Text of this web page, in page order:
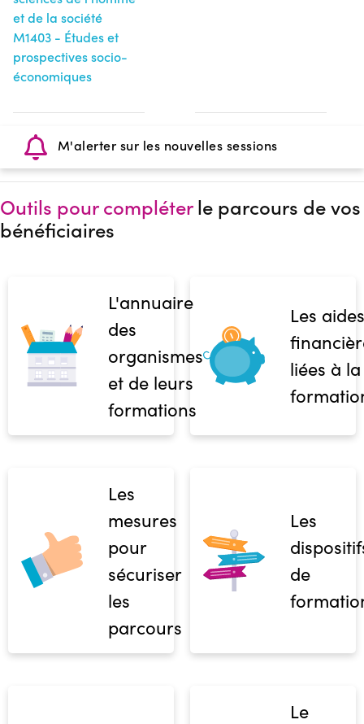
et de la société
M1403 - Études et
prospectives socio-
économiques
M'alerter sur les nouvelles sessions
Outils pour compléterle parcours de vos
bénéficiaires
L'annuaire
des
organismes
et de leurs
formations
Les aides
liées à la
Les
mesures
pour
sécuriser
les
parcours
Les
de
Le